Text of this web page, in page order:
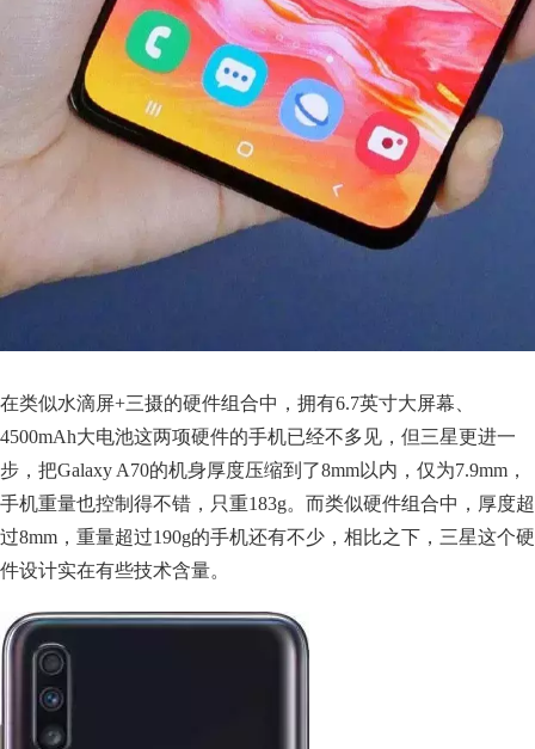
在类似水滴屏+三摄的硬件组合中，拥有6.7英寸大屏幕、
4500mAh大电池这两项硬件的手机已经不多见，但三星更进一
步，把Galaxy A70的机身厚度压缩到了8mm以内，仅为7.9mm，
手机重量也控制得不错，只重183g。而类似硬件组合中，厚度超
过8mm，重量超过190g的手机还有不少，相比之下，三星这个硬
件设计实在有些技术含量。